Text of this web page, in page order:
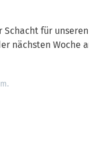
für
nächsten Woche